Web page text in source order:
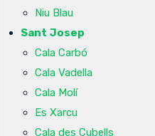
Niu Blau
Sant Josep
Cala Carbó
Cala Vadella
Cala Molí
Es Xarcu
Cala des Cubells